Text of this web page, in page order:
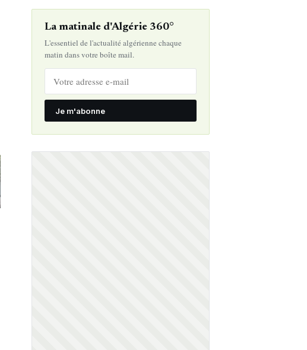
La matinale d'Algérie 360°
L'essentiel de l'actualité algérienne chaque
matin dans votre boîte mail.
Je m'abonne